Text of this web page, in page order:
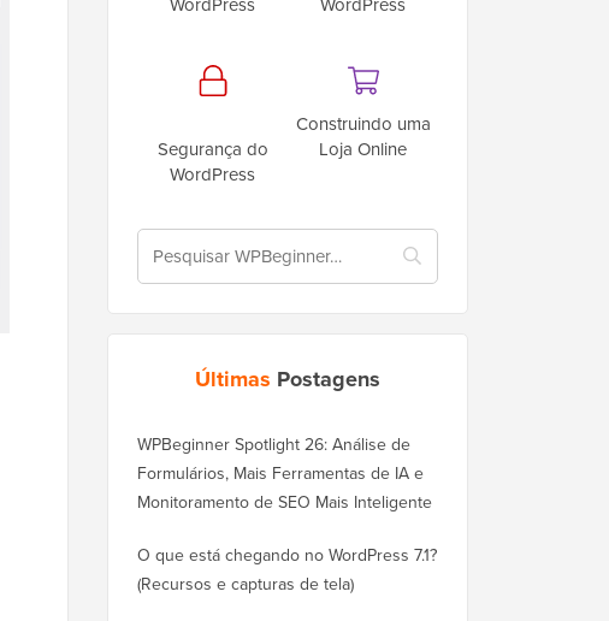
Segurança do
WordPress
Construindo uma
Loja Online
Últimas Postagens
WPBeginner Spotlight 26: Análise de
Formulários, Mais Ferramentas de IA e
Monitoramento de SEO Mais Inteligente
O que está chegando no WordPress 7.1?
(Recursos e capturas de tela)